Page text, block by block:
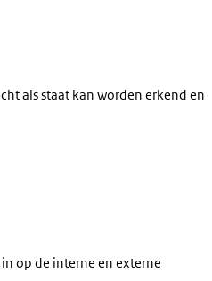
als staat kan worden erkend en
op de interne en externe